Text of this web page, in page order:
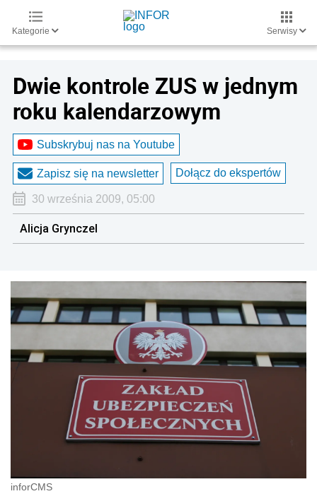
Kategorie Serwisy
Dwie kontrole ZUS w jednym
roku kalendarzowym
Subskrybuj nas na Youtube
Zapisz się na newsletter Dołącz do ekspertów
30 września 2009, 05:00
Alicja Grynczel
inforCMS